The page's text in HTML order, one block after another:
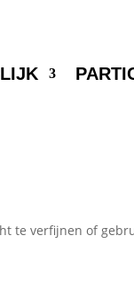
te verfijnen of